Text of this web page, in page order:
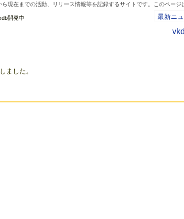
現在までの活動、リリース情報等を記録するサイトです。このページ
開発中 最新ニ
ました。